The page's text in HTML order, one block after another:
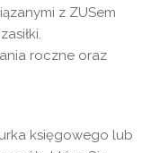
z ZUSem
roczne oraz
księgowego lub